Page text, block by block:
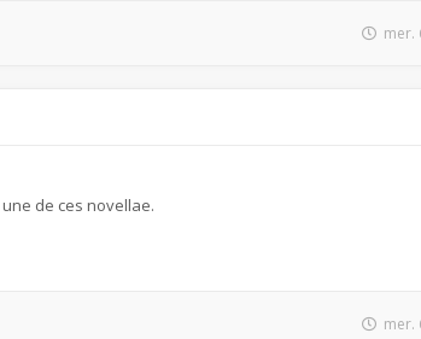
mer.
de ces novellae.
mer.